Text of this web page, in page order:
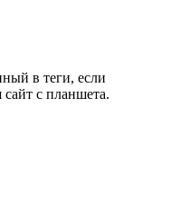
в теги, если
сайт с планшета.